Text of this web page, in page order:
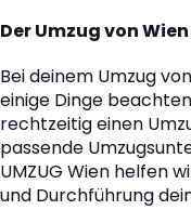
Der Umzug von
Bei deinem Umzug
einige Dinge
rechtzeitig einen
passende
UMZUG Wien helfen
und Durchführung